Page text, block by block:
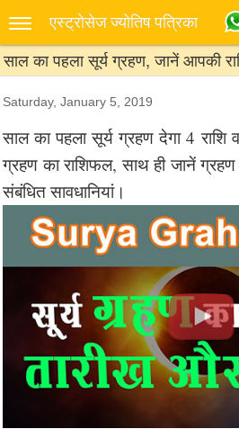
एस्‍ट्रोसेज ज्‍योतिष पत्रिका
साल का पहला सूर्य ग्रहण, जानें आपकी
Saturday, January 5, 2019
साल का पहला सूर्य ग्रहण देगा 4 राशि
ग्रहण का राशिफल, साथ ही जानें
संबंधित सावधानियां।